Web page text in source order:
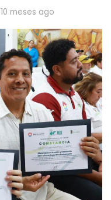
10 meses ago